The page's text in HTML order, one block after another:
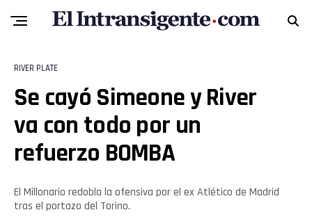
RIVER PLATE
Se cayó Simeone y River
va con todo por un
refuerzo BOMBA
El Millonario redobla la ofensiva por el ex Atlético de Madrid
tras el portazo del Torino.